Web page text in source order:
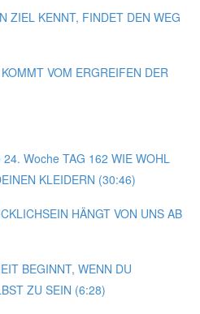
ZIEL KENNT, FINDET DEN WEG
VOM ERGREIFEN DER
Woche TAG 162 WIE WOHL
KLEIDERN (30:46)
HÄNGT VON UNS AB
BEGINNT, WENN DU
ZU SEIN (6:28)